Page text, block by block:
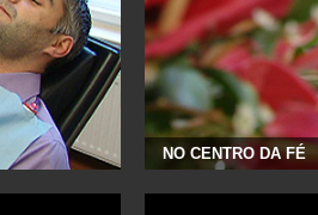
A FARMÁCIA DO AVÔ